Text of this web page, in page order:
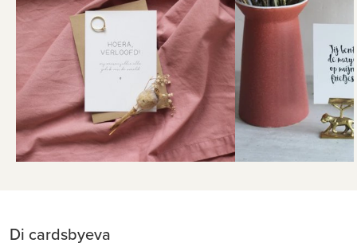
Di cardsbyeva